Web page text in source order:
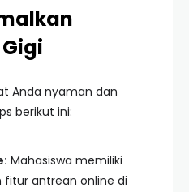
Anda nyaman dan
berikut ini:
Mahasiswa memiliki
fitur antrean online di